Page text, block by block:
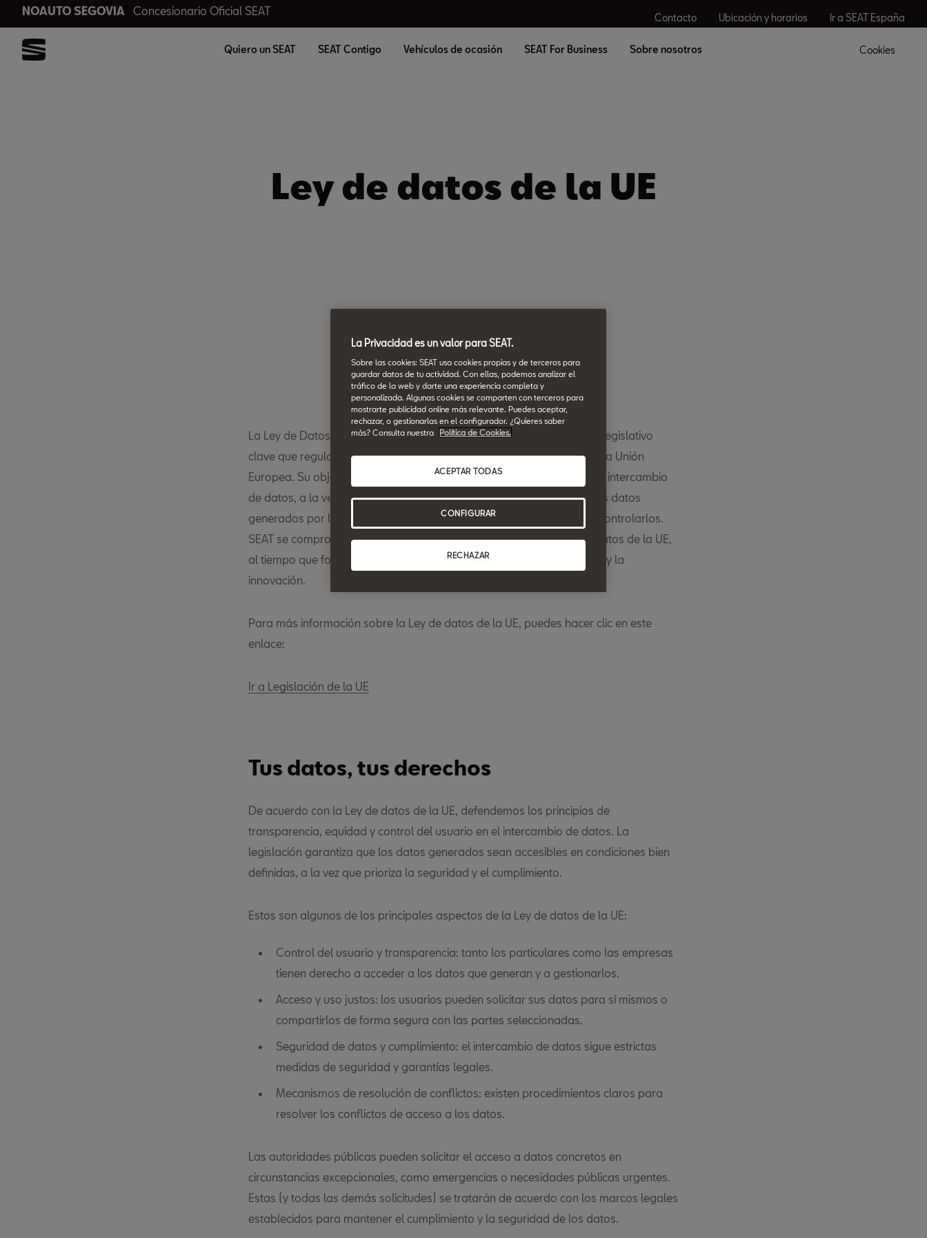
NOAUTO SEGOVIA Concesionario Oficial SEAT
Contacto Ubicación y horarios Ir a SEAT España
Quiero un SEAT SEAT Contigo Vehículos de ocasión SEAT For Business Sobre nosotros Cookies
Ley de datos de la UE
La Ley de Datos de la UE (Reglamento (UE) 2023/2854) es un marco legislativo
clave que regula el acceso a los datos y los derechos de uso en toda la Unión
Europea. Su objetivo es garantizar prácticas justas y transparentes de intercambio
de datos, a la vez que permite a particulares y empresas acceder a los datos
generados por los dispositivos conectados, incluidos los vehículos, y controlarlos.
SEAT se compromete a implantar soluciones que cumplan la Ley de datos de la UE,
al tiempo que fomenta la confianza en los servicios basados en datos y la
innovación.
Para más información sobre la Ley de datos de la UE, puedes hacer clic en este
enlace:
Ir a Legislación de la UE
Tus datos, tus derechos
De acuerdo con la Ley de datos de la UE, defendemos los principios de
transparencia, equidad y control del usuario en el intercambio de datos. La
legislación garantiza que los datos generados sean accesibles en condiciones bien
definidas, a la vez que prioriza la seguridad y el cumplimiento.
Estos son algunos de los principales aspectos de la Ley de datos de la UE:
Control del usuario y transparencia: tanto los particulares como las empresas
tienen derecho a acceder a los datos que generan y a gestionarlos.
Acceso y uso justos: los usuarios pueden solicitar sus datos para sí mismos o
compartirlos de forma segura con las partes seleccionadas.
Seguridad de datos y cumplimiento: el intercambio de datos sigue estrictas
medidas de seguridad y garantías legales.
Mecanismos de resolución de conflictos: existen procedimientos claros para
resolver los conflictos de acceso a los datos.
Las autoridades públicas pueden solicitar el acceso a datos concretos en
circunstancias excepcionales, como emergencias o necesidades públicas urgentes.
Estas (y todas las demás solicitudes) se tratarán de acuerdo con los marcos legales
establecidos para mantener el cumplimiento y la seguridad de los datos.
La Privacidad es un valor para SEAT.
Sobre las cookies: SEAT usa cookies propias y de terceros para
guardar datos de tu actividad. Con ellas, podemos analizar el
tráfico de la web y darte una experiencia completa y
personalizada. Algunas cookies se comparten con terceros para
mostrarte publicidad online más relevante. Puedes aceptar,
rechazar, o gestionarlas en el configurador. ¿Quieres saber
más? Consulta nuestra
Política de Cookies.
RECHAZAR
ACEPTAR TODAS
CONFIGURAR